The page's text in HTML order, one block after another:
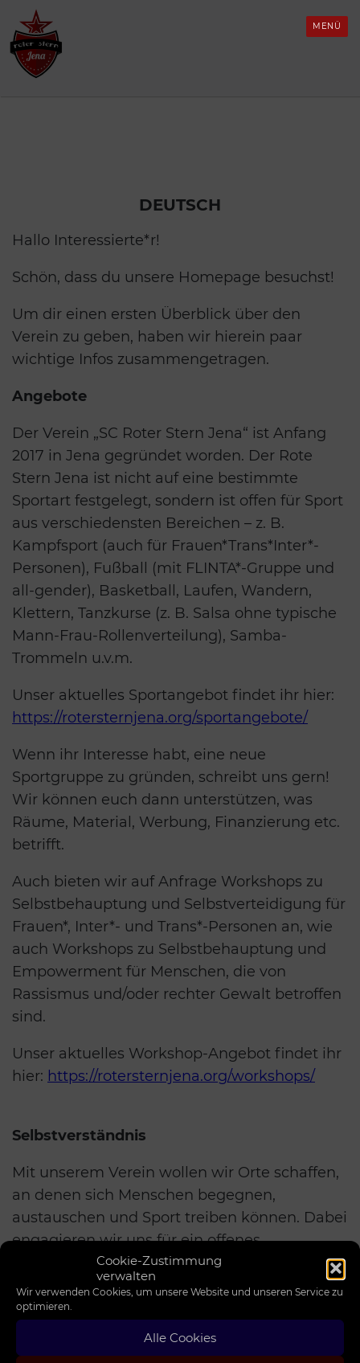
Cookie-Zustimmung
verwalten
Wir verwenden Cookies, um unsere Website und unseren Service zu
optimieren.
Alle Cookies
content
MENÜ
mit Konflikten
interessant
für
DEUTSCH
Hallo Interessierte*r!
Schön, dass du unsere Homepage besuchst!
Um dir einen ersten Überblick über den
Verein zu geben, haben wir hierein paar
wichtige Infos zusammengetragen.
Angebote
Der Verein „SC Roter Stern Jena“ ist Anfang
2017 in Jena gegründet worden. Der Rote
Stern Jena ist nicht auf eine bestimmte
Sportart festgelegt, sondern ist offen für Sport
aus verschiedensten Bereichen – z. B.
Kampfsport (auch für Frauen*Trans*Inter*-
Personen), Fußball (mit FLINTA*-Gruppe und
all-gender), Basketball, Laufen, Wandern,
Klettern, Tanzkurse (z. B. Salsa ohne typische
Mann-Frau-Rollenverteilung), Samba-
Trommeln u.v.m.
Unser aktuelles Sportangebot findet ihr hier:
https://rotersternjena.org/sportangebote/
Wenn ihr Interesse habt, eine neue
Sportgruppe zu gründen, schreibt uns gern!
Wir können euch dann unterstützen, was
Räume, Material, Werbung, Finanzierung etc.
betrifft.
Auch bieten wir auf Anfrage Workshops zu
Selbstbehauptung und Selbstverteidigung für
Frauen*, Inter*- und Trans*-Personen an, wie
auch Workshops zu Selbstbehauptung und
Empowerment für Menschen, die von
Rassismus und/oder rechter Gewalt betroffen
sind.
Unser aktuelles Workshop-Angebot findet ihr
hier: https://rotersternjena.org/workshops/
Selbstverständnis
Mit unserem Verein wollen wir Orte schaffen,
an denen sich Menschen begegnen,
austauschen und Sport treiben können. Dabei
engagieren wir uns für ein offenes
Miteinander und gegen Intoleranz,
Rassismus,Antisemitismus, Sexismus,
Homophobie, Klassismus und jegliche andere
Form von Diskriminierung. Wir wissen, dass
Menschen unterschiedlich behandelt werden,